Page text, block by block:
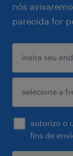
nós
parecida for
autorizo o
fins de